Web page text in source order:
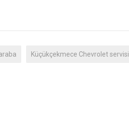
Küçükçekmece Chevrolet servisi